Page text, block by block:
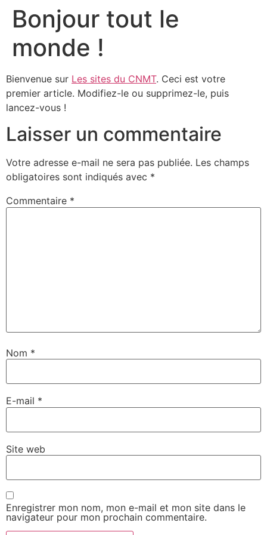
Bonjour tout le
monde !
Bienvenue sur Les sites du CNMT. Ceci est votre
premier article. Modifiez-le ou supprimez-le, puis
lancez-vous !
Laisser un commentaire
Votre adresse e-mail ne sera pas publiée. Les champs
obligatoires sont indiqués avec *
Commentaire *
Nom *
E-mail *
Site web
Enregistrer mon nom, mon e-mail et mon site dans le
navigateur pour mon prochain commentaire.